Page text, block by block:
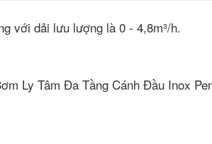
với dải lưu lượng là 0 - 4,8m³/h.
Ly Tâm Đa Tầng Cánh Đầu Inox